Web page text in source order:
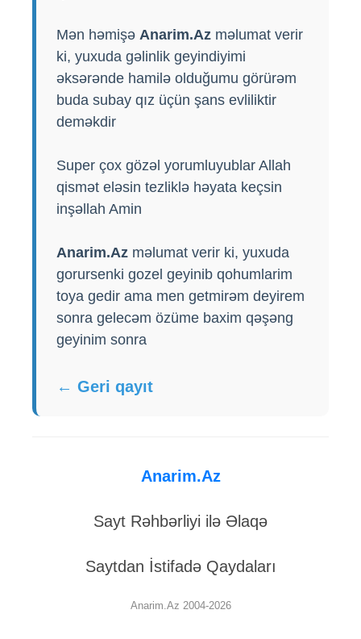
Mən həmişə Anarim.Az məlumat verir
ki, yuxuda gəlinlik geyindiyimi
əksərənde hamilə olduğumu görürəm
buda subay qız üçün şans evliliktir
deməkdir
Super çox gözəl yorumluyublar Allah
qismət eləsin tezliklə həyata keçsin
inşəllah Amin
Anarim.Az məlumat verir ki, yuxuda
gorursenki gozel geyinib qohumlarim
toya gedir ama men getmirəm deyirem
sonra gelecəm özüme baxim qəşəng
geyinim sonra
← Geri qayıt
Anarim.Az
Sayt Rəhbərliyi ilə Əlaqə
Saytdan İstifadə Qaydaları
Anarim.Az 2004-2026